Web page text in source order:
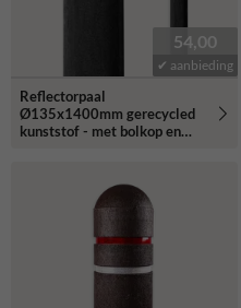
54,00
✔ aanbieding
Reflectorpaal
Ø135x1400mm gerecycled
kunststof - met bolkop en